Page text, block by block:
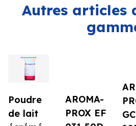
Autres articles
Poudre
de lait
AROMA-
PROX EF